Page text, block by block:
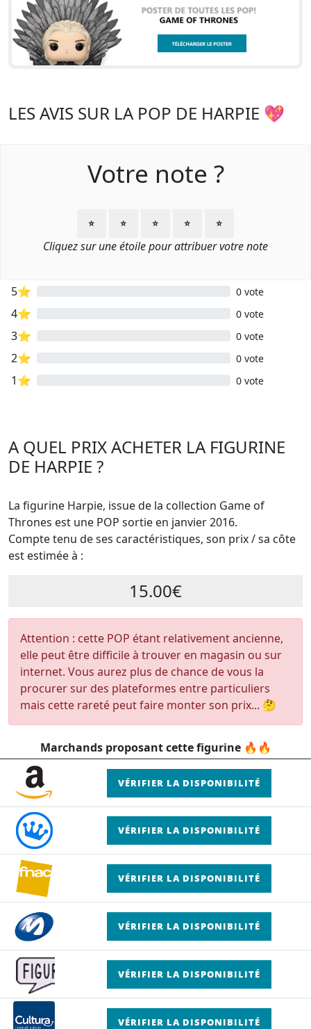
LES AVIS SUR LA POP DE HARPIE 💖
Votre note ?
⭐ ⭐ ⭐ ⭐ ⭐
Cliquez sur une étoile pour attribuer votre note
5⭐ 0 vote
4⭐ 0 vote
3⭐ 0 vote
2⭐ 0 vote
1⭐ 0 vote
A QUEL PRIX ACHETER LA FIGURINE
DE HARPIE ?
La figurine Harpie, issue de la collection Game of
Thrones est une POP sortie en janvier 2016.
Compte tenu de ses caractéristiques, son prix / sa côte
est estimée à :
15.00€
Attention : cette POP étant relativement ancienne,
elle peut être difficile à trouver en magasin ou sur
internet. Vous aurez plus de chance de vous la
procurer sur des plateformes entre particuliers
mais cette rareté peut faire monter son prix... 🤔
Marchands proposant cette figurine 🔥🔥
VÉRIFIER LA DISPONIBILITÉ
VÉRIFIER LA DISPONIBILITÉ
VÉRIFIER LA DISPONIBILITÉ
VÉRIFIER LA DISPONIBILITÉ
VÉRIFIER LA DISPONIBILITÉ
VÉRIFIER LA DISPONIBILITÉ